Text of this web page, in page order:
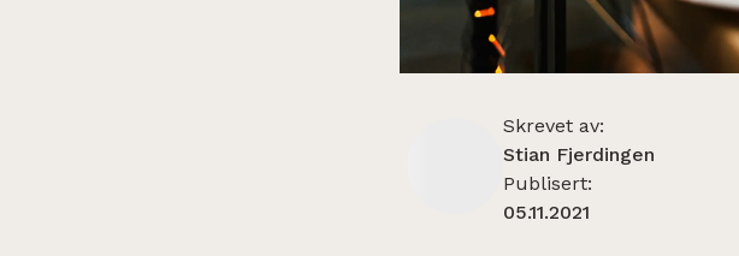
Skrevet av:
Stian Fjerdingen
Publisert:
05.11.2021